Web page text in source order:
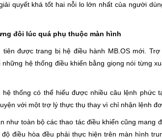
quyết khá tốt hai nỗi lo lớn nhất của người
đôi lúc quá phụ thuộc màn hình
tiên được trang bị hệ điều hành MB.OS mới.
hệ thống điều khiển bằng giọng nói từng
thống có thể hiểu được nhiều câu lệnh phức
với một trợ lý thực thụ thay vì chỉ nhận lệnh
như toàn bộ các thao tác điều khiển cũng mang
điều hòa đều phải thực hiện trên màn hình